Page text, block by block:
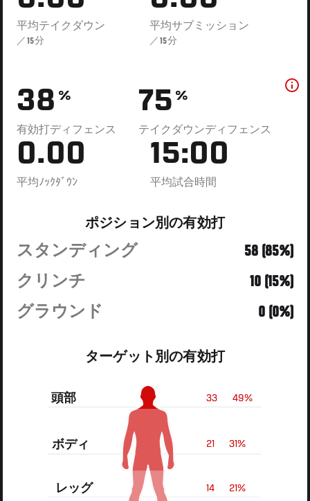
平均テイクダウン
／15分
平均サブミッション
／15分
38 %
有効打ディフェンス
75 %
テイクダウンディフェンス
0.00
平均ﾉｯｸﾀﾞｳﾝ
15:00
平均試合時間
ポジション別の有効打
スタンディング
58 (85%)
クリンチ
10 (15%)
グラウンド
0 (0%)
ターゲット別の有効打
49%
33
頭部
31%
21
ボディ
21%
14
レッグ